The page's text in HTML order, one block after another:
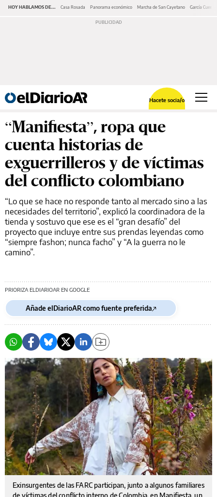
HOY HABLAMOS DE... Casa Rosada Panorama económico Marcha de San Cayetano García Cuerva
Hacete socia/o
“Manifiesta”, ropa que
cuenta historias de
exguerrilleros y de víctimas
del conflicto colombiano
“Lo que se hace no responde tanto al mercado sino a las
necesidades del territorio”, explicó la coordinadora de la
tienda y sostuvo que ese es el “gran desafío” del
proyecto que incluye entre sus prendas leyendas como
“siempre fashon; nunca facho” y “A la guerra no le
camino”.
PRIORIZA ELDIARIOAR EN GOOGLE
Añade elDiarioAR como fuente preferida
Exinsurgentes de las FARC participan, junto a algunos familiares